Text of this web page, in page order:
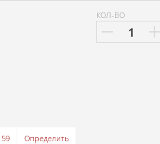
КОЛ-ВО
59 Определить